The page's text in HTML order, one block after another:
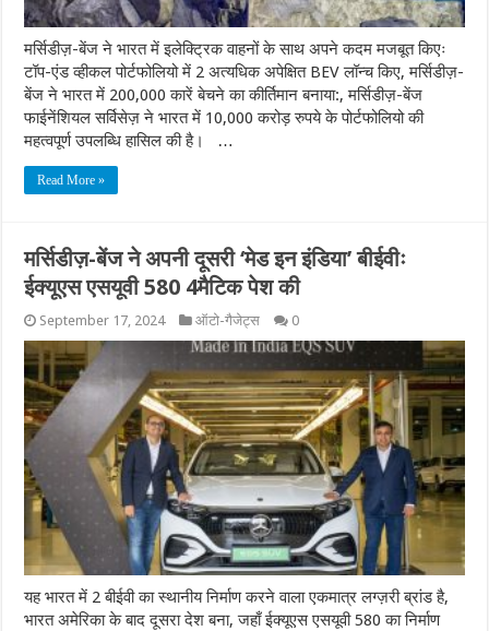
मर्सिडीज़-बेंज ने भारत में इलेक्ट्रिक वाहनों के साथ अपने कदम मजबूत किएः
टॉप-एंड व्हीकल पोर्टफोलियो में 2 अत्यधिक अपेक्षित BEV लॉन्च किए, मर्सिडीज़-
बेंज ने भारत में 200,000 कारें बेचने का कीर्तिमान बनाया:, मर्सिडीज़-बेंज
फाईनेंशियल सर्विसेज़ ने भारत में 10,000 करोड़ रुपये के पोर्टफोलियो की
महत्वपूर्ण उपलब्धि हासिल की है। …
Read More »
मर्सिडीज़-बेंज ने अपनी दूसरी ‘मेड इन इंडिया’ बीईवीः
ईक्यूएस एसयूवी 580 4मैटिक पेश की
September 17, 2024 ऑटो-गैजेट्स 0
यह भारत में 2 बीईवी का स्थानीय निर्माण करने वाला एकमात्र लग्ज़री ब्रांड है,
भारत अमेरिका के बाद दूसरा देश बना, जहाँ ईक्यूएस एसयूवी 580 का निर्माण